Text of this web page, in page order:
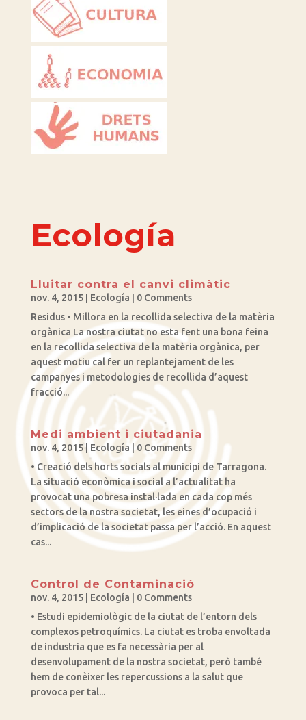
Ecología
Lluitar contra el canvi climàtic
nov. 4, 2015| Ecología | 0 Comments
Residus • Millora en la recollida selectiva de la matèria
orgànica La nostra ciutat no esta fent una bona feina
en la recollida selectiva de la matèria orgànica, per
aquest motiu cal fer un replantejament de les
campanyes i metodologies de recollida d’aquest
fracció...
Medi ambient i ciutadania
nov. 4, 2015| Ecología | 0 Comments
• Creació dels horts socials al municipi de Tarragona.
La situació econòmica i social a l’actualitat ha
provocat una pobresa instal·lada en cada cop més
sectors de la nostra societat, les eines d’ocupació i
d’implicació de la societat passa per l’acció. En aquest
cas...
Control de Contaminació
nov. 4, 2015| Ecología | 0 Comments
• Estudi epidemiològic de la ciutat de l’entorn dels
complexos petroquímics. La ciutat es troba envoltada
de industria que es fa necessària per al
desenvolupament de la nostra societat, però també
hem de conèixer les repercussions a la salut que
provoca per tal...